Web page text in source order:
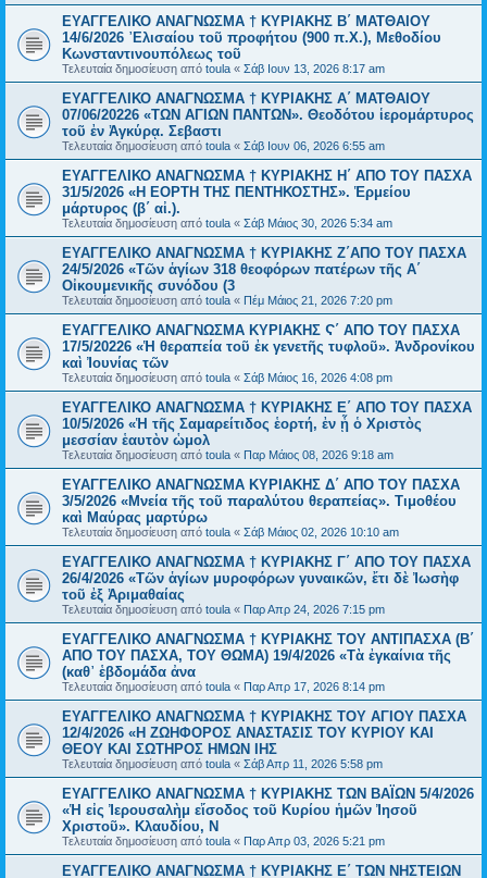
ΕΥΑΓΓΕΛΙΚΟ ΑΝΑΓΝΩΣΜΑ † ΚΥΡΙΑΚΗΣ Β΄ ΜΑΤΘΑΙΟΥ
14/6/2026 ᾿Ελισαίου τοῦ προφήτου (900 π.Χ.), Μεθοδίου
Κωνσταντινουπόλεως τοῦ
Τελευταία δημοσίευση από toula « Σάβ Ιουν 13, 2026 8:17 am
ΕΥΑΓΓΕΛΙΚΟ ΑΝΑΓΝΩΣΜΑ † ΚΥΡΙΑΚΗΣ Α΄ ΜΑΤΘΑΙΟΥ
07/06/20226 «ΤΩΝ ΑΓΙΩΝ ΠΑΝΤΩΝ». Θεοδότου ἱερομάρτυρος
τοῦ ἐν Ἀγκύρᾳ. Σεβαστι
Τελευταία δημοσίευση από toula « Σάβ Ιουν 06, 2026 6:55 am
ΕΥΑΓΓΕΛΙΚΟ ΑΝΑΓΝΩΣΜΑ † ΚΥΡΙΑΚΗΣ Η΄ ΑΠΟ ΤΟΥ ΠΑΣΧΑ
31/5/2026 «Η ΕΟΡΤΗ ΤΗΣ ΠΕΝΤΗΚΟΣΤΗΣ». Ἑρμείου
μάρτυρος (β΄ αἰ.).
Τελευταία δημοσίευση από toula « Σάβ Μάιος 30, 2026 5:34 am
ΕΥΑΓΓΕΛΙΚΟ ΑΝΑΓΝΩΣΜΑ † ΚΥΡΙΑΚΗΣ Ζ΄ΑΠΟ ΤΟΥ ΠΑΣΧΑ
24/5/2026 «Τῶν ἁγίων 318 θεοφόρων πατέρων τῆς Α΄
Οἰκουμενικῆς συνόδου (3
Τελευταία δημοσίευση από toula « Πέμ Μάιος 21, 2026 7:20 pm
ΕΥΑΓΓΕΛΙΚΟ ΑΝΑΓΝΩΣΜΑ ΚΥΡΙΑΚΗΣ Ϛ΄ ΑΠΟ ΤΟΥ ΠΑΣΧΑ
17/5/20226 «Ἡ θεραπεία τοῦ ἐκ γενετῆς τυφλοῦ». Ἀνδρονίκου
καὶ Ἰουνίας τῶν
Τελευταία δημοσίευση από toula « Σάβ Μάιος 16, 2026 4:08 pm
EYAΓΓΕΛΙΚΟ ΑΝΑΓΝΩΣΜΑ † ΚΥΡΙΑΚΗΣ Ε΄ ΑΠΟ ΤΟΥ ΠΑΣΧΑ
10/5/2026 «Ἡ τῆς Σαμαρείτιδος ἑορτή, ἐν ᾗ ὁ Χριστὸς
μεσσίαν ἑαυτὸν ὡμολ
Τελευταία δημοσίευση από toula « Παρ Μάιος 08, 2026 9:18 am
ΕΥΑΓΓΕΛΙΚΟ ΑΝΑΓΝΩΣΜΑ ΚΥΡΙΑΚΗΣ Δ΄ ΑΠΟ ΤΟΥ ΠΑΣΧΑ
3/5/2026 «Μνεία τῆς τοῦ παραλύτου θεραπείας». Τιμοθέου
καὶ Μαύρας μαρτύρω
Τελευταία δημοσίευση από toula « Σάβ Μάιος 02, 2026 10:10 am
ΕΥΑΓΓΕΛΙΚΟ ΑΝΑΓΝΩΣΜΑ † ΚΥΡΙΑΚΗΣ Γ΄ ΑΠΟ ΤΟΥ ΠΑΣΧΑ
26/4/2026 «Τῶν ἁγίων μυροφόρων γυναικῶν, ἔτι δὲ Ἰωσὴφ
τοῦ ἐξ Ἀριμαθαίας
Τελευταία δημοσίευση από toula « Παρ Απρ 24, 2026 7:15 pm
ΕΥΑΓΓΕΛΙΚΟ ΑΝΑΓΝΩΣΜΑ † ΚΥΡΙΑΚΗΣ ΤΟΥ ΑΝΤΙΠΑΣΧΑ (Β΄
ΑΠΟ ΤΟΥ ΠΑΣΧΑ, ΤΟΥ ΘΩΜΑ) 19/4/2026 «Τὰ ἐγκαίνια τῆς
(καθ᾿ ἑβδομάδα ἀνα
Τελευταία δημοσίευση από toula « Παρ Απρ 17, 2026 8:14 pm
ΕΥΑΓΓΕΛΙΚΟ ΑΝΑΓΝΩΣΜΑ † ΚΥΡΙΑΚΗΣ ΤΟΥ ΑΓΙΟΥ ΠΑΣΧΑ
12/4/2026 «Η ΖΩΗΦΟΡΟΣ ΑΝΑΣΤΑΣΙΣ ΤΟΥ ΚΥΡΙΟΥ ΚΑΙ
ΘΕΟΥ ΚΑΙ ΣΩΤΗΡΟΣ ΗΜΩΝ ΙΗΣ
Τελευταία δημοσίευση από toula « Σάβ Απρ 11, 2026 5:58 pm
ΕΥΑΓΓΕΛΙΚΟ ΑΝΑΓΝΩΣΜΑ † ΚΥΡΙΑΚΗΣ ΤΩΝ ΒΑΪΩΝ 5/4/2026
«Ἡ εἰς Ἰερουσαλὴμ εἴσοδος τοῦ Κυρίου ἡμῶν Ἰησοῦ
Χριστοῦ». Κλαυδίου, Ν
Τελευταία δημοσίευση από toula « Παρ Απρ 03, 2026 5:21 pm
EYAΓΓΕΛΙΚΟ ΑΝΑΓΝΩΣΜΑ † ΚΥΡΙΑΚΗΣ Ε΄ ΤΩΝ ΝΗΣΤΕΙΩΝ